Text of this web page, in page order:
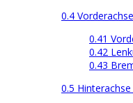
0.4 Vorderachse
0.41
0.42
0.43
0.5 Hinterachse